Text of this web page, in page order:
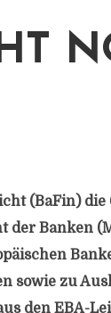
(BaFin) die
der Banken
sowie zu
den EBA-